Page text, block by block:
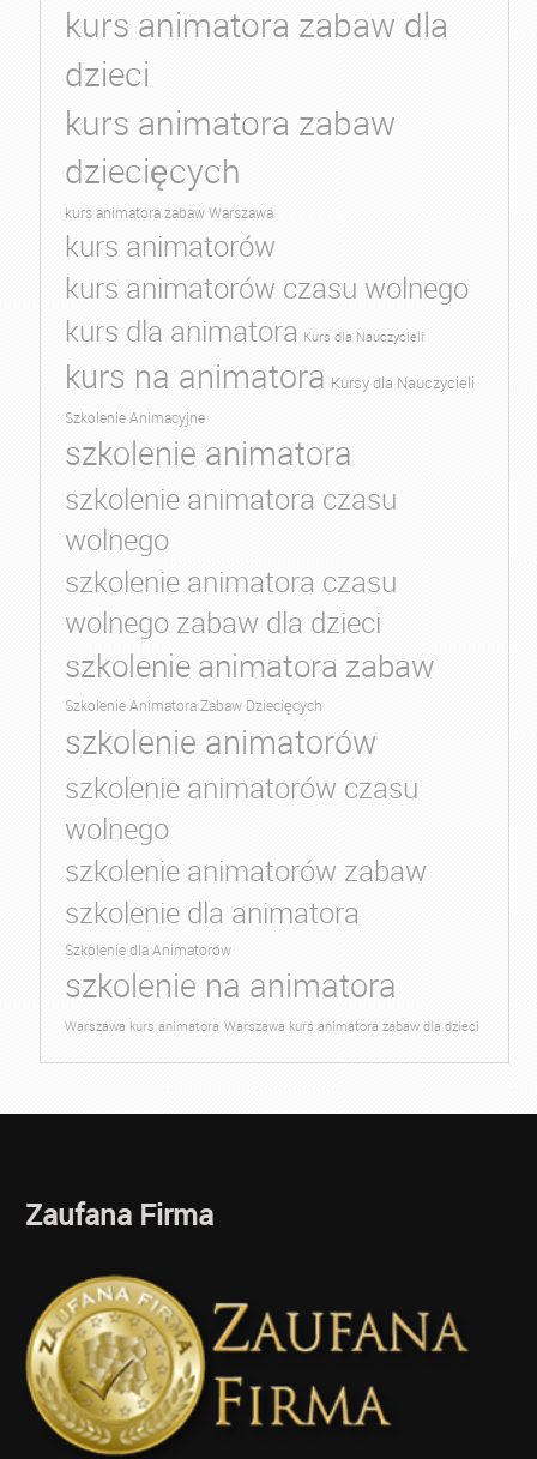
kurs animatora zabaw dla
dzieci
kurs animatora zabaw
dziecięcych
kurs animatora zabaw Warszawa
kurs animatorów
kurs animatorów czasu wolnego
kurs dla animatora Kurs dla Nauczycieli
kurs na animatora Kursy dla Nauczycieli
Szkolenie Animacyjne
szkolenie animatora
szkolenie animatora czasu
wolnego
szkolenie animatora czasu
wolnego zabaw dla dzieci
szkolenie animatora zabaw
Szkolenie Animatora Zabaw Dziecięcych
szkolenie animatorów
szkolenie animatorów czasu
wolnego
szkolenie animatorów zabaw
szkolenie dla animatora
Szkolenie dla Animatorów
szkolenie na animatora
Warszawa kurs animatora Warszawa kurs animatora zabaw dla dzieci
Zaufana Firma